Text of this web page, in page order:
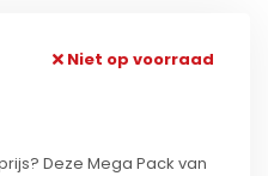
Niet op voorraad
Deze Mega Pack van